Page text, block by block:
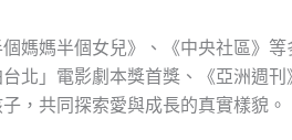
媽媽半個女兒》、《中央社區》
北」電影劇本獎首獎、《亞洲週
，共同探索愛與成長的真實樣貌。